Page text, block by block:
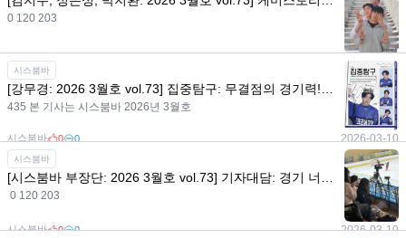
0 120 203
시스붐바 2026-03-10
시스붐바
435 본 기사는 시스붐바 2026년 3월호
시스붐바 0 0 2026-03-10
시스붐바
0 120 203
시스붐바 0 0 2026-03-10